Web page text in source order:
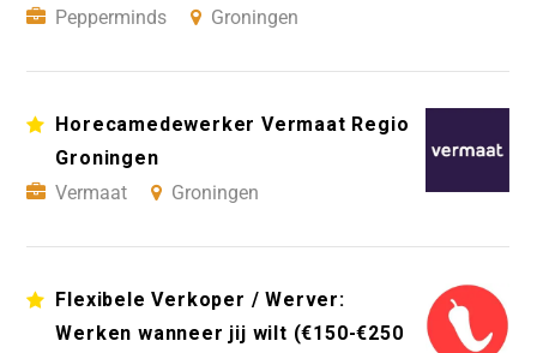
Pepperminds
Groningen
Horecamedewerker Vermaat Regio
Groningen
Vermaat
Groningen
Flexibele Verkoper / Werver:
Werken wanneer jij wilt (€150-€250